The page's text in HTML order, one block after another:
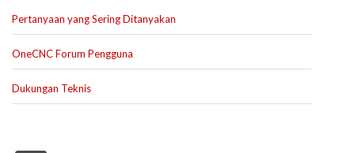
Pertanyaan yang Sering Ditanyakan
OneCNC Forum Pengguna
Dukungan Teknis